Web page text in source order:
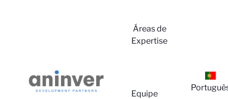
Áreas de
Expertise
Equipe
Login